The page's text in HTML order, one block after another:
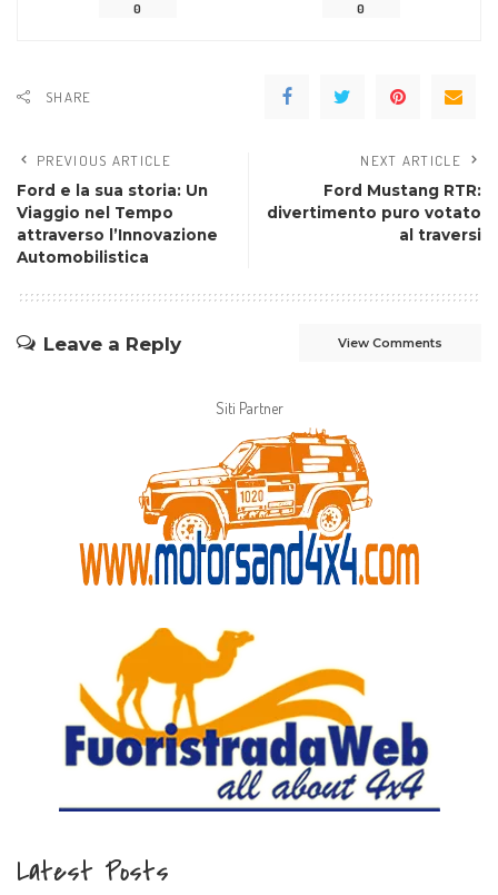
0 0
SHARE
PREVIOUS ARTICLE
Ford e la sua storia: Un
Viaggio nel Tempo
attraverso l’Innovazione
Automobilistica
NEXT ARTICLE
Ford Mustang RTR:
divertimento puro votato
al traversi
Leave a Reply View Comments
Siti Partner
Latest Posts